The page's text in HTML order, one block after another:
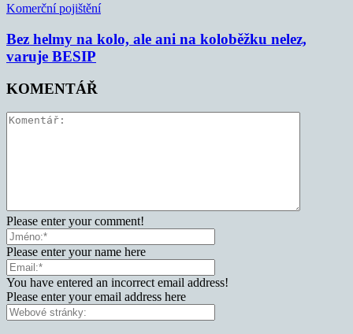
Komerční pojištění
Bez helmy na kolo, ale ani na koloběžku nelez,
varuje BESIP
KOMENTÁŘ
Please enter your comment!
Please enter your name here
You have entered an incorrect email address!
Please enter your email address here